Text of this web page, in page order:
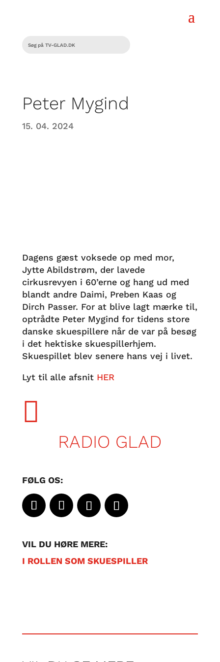
Peter Mygind
15. 04. 2024
Dagens gæst voksede op med mor,
Jytte Abildstrøm, der lavede
cirkusrevyen i 60’erne og hang ud med
blandt andre Daimi, Preben Kaas og
Dirch Passer. For at blive lagt mærke til,
optrådte Peter Mygind for tidens store
danske skuespillere når de var på besøg
i det hektiske skuespillerhjem.
Skuespillet blev senere hans vej i livet.
Lyt til alle afsnit HER

RADIO GLAD
FØLG OS:
VIL DU HØRE MERE:
I ROLLEN SOM SKUESPILLER